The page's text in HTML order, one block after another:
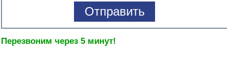
Перезвоним через 5 минут!